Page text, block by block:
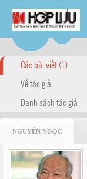
Các bài viết (1)
Về tác giả
Danh sách tác giả
NGUYÊN NGỌC